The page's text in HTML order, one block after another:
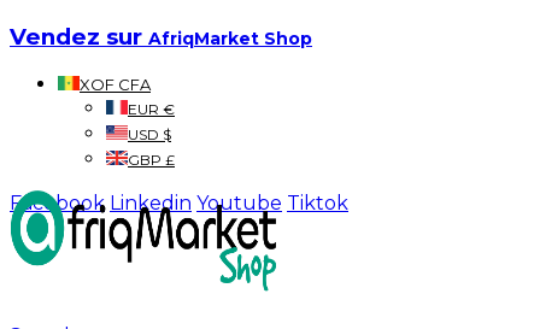
Vendez sur AfriqMarket Shop
XOF CFA
EUR €
USD $
GBP £
Facebook Linkedin Youtube Tiktok